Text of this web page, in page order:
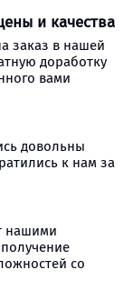
и качества
заказ в нашей
доработку
вами
довольны
к нам за
нашими
со